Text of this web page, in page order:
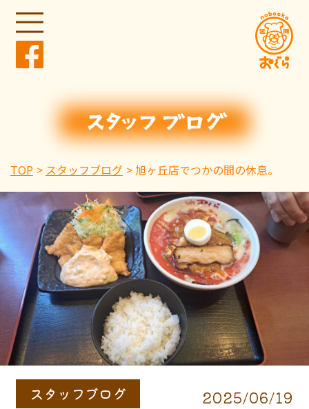
TOP スタッフブログ 旭ヶ丘店でつかの間の休息。
スタッフブログ 2025/06/19